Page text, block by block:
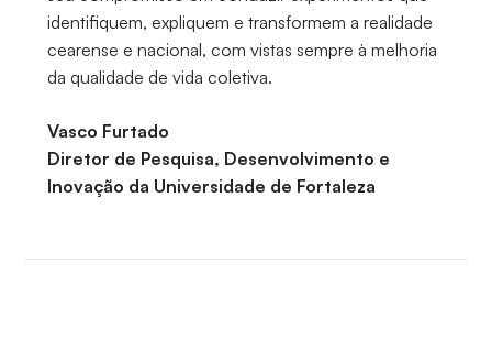
identifiquem, expliquem e transformem a realidade
cearense e nacional, com vistas sempre à melhoria
da qualidade de vida coletiva.
Vasco Furtado
Diretor de Pesquisa, Desenvolvimento e
Inovação da Universidade de Fortaleza